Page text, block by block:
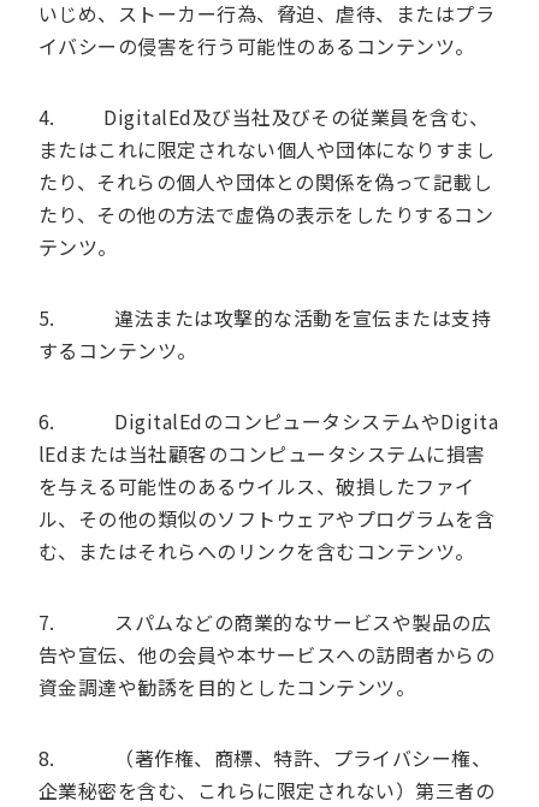
いじめ、ストーカー行為、脅迫、虐待、またはプラ
イバシーの侵害を行う可能性のあるコンテンツ。
4. DigitalEd及び当社及びその従業員を含む、
またはこれに限定されない個人や団体になりすまし
たり、それらの個人や団体との関係を偽って記載し
たり、その他の方法で虚偽の表示をしたりするコン
テンツ。
5. 違法または攻撃的な活動を宣伝または支持
するコンテンツ。
6. DigitalEdのコンピュータシステムやDigita
lEdまたは当社顧客のコンピュータシステムに損害
を与える可能性のあるウイルス、破損したファイ
ル、その他の類似のソフトウェアやプログラムを含
む、またはそれらへのリンクを含むコンテンツ。
7. スパムなどの商業的なサービスや製品の広
告や宣伝、他の会員や本サービスへの訪問者からの
資金調達や勧誘を目的としたコンテンツ。
8. （著作権、商標、特許、プライバシー権、
企業秘密を含む、これらに限定されない）第三者の